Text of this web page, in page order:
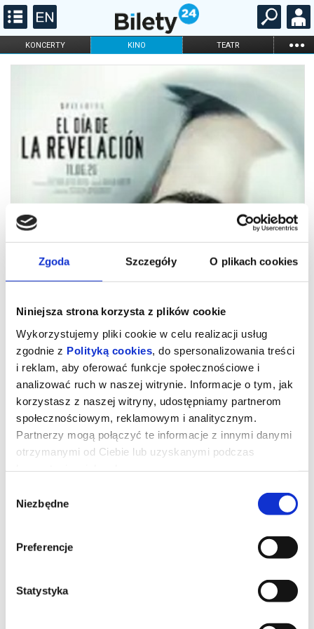
Zgoda Szczegóły O plikach cookies
Niniejsza strona korzysta z plików cookie
Wykorzystujemy pliki cookie w celu realizacji usług
zgodnie z Polityką cookies , do spersonalizowania treści
i reklam, aby oferować funkcje społecznościowe i
analizować ruch w naszej witrynie. Informacje o tym, jak
korzystasz z naszej witryny, udostępniamy partnerom
społecznościowym, reklamowym i analitycznym.
Partnerzy mogą połączyć te informacje z innymi danymi
otrzymanymi od Ciebie lub uzyskanymi podczas
zgody
Niezbędne
Preferencje
Statystyka
KONCERTY KINO TEATR ...
FILHARMONIA OPERA I BALET
*******